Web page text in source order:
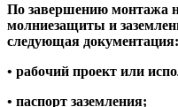
По завершению монтажа
молниезащиты и
следующая документация:
• рабочий проект или
• паспорт заземления;